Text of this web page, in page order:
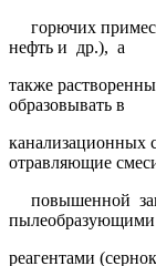
горючих
нефть и др.), а
также
образовывать в
канализационных
отравляющие
повышенной
пылеобразующими
реагентами